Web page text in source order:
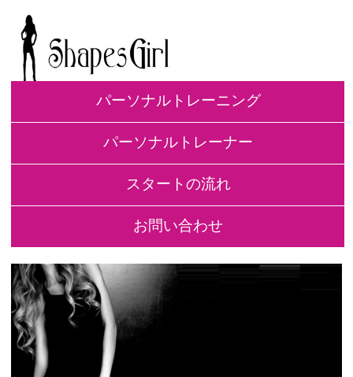
パーソナルトレーニング
パーソナルトレーナー
スタートの流れ
お問い合わせ